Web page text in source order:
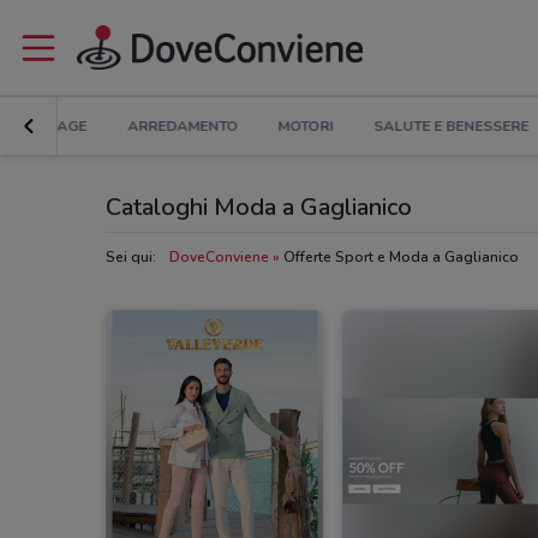
BRICOLAGE ARREDAMENTO MOTORI SALUTE E BENESSERE
Cataloghi Moda a Gaglianico
Sei qui: DoveConviene Offerte Sport e Moda a Gaglianico